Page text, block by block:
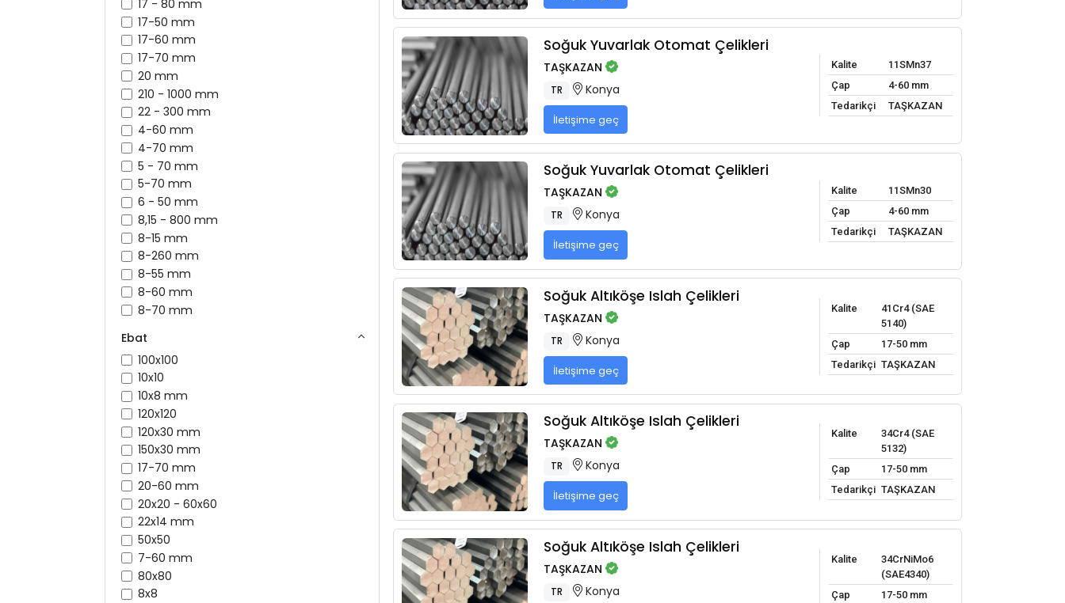
17 - 80 mm
17-50 mm
17-60 mm
17-70 mm
20 mm
210 - 1000 mm
22 - 300 mm
4-60 mm
4-70 mm
5 - 70 mm
5-70 mm
6 - 50 mm
8,15 - 800 mm
8-15 mm
8-260 mm
8-55 mm
8-60 mm
8-70 mm
Ebat
100x100
10x10
10x8 mm
120x120
120x30 mm
150x30 mm
17-70 mm
20-60 mm
20x20 - 60x60
22x14 mm
50x50
7-60 mm
80x80
8x8
Soğuk Yuvarlak Otomat Çelikleri
TAŞKAZAN
TR Konya
İletişime geç
Kalite
11SMn37
Çap
4-60 mm
Tedarikçi
TAŞKAZAN
Soğuk Yuvarlak Otomat Çelikleri
TAŞKAZAN
TR Konya
İletişime geç
Kalite
11SMn30
Çap
4-60 mm
Tedarikçi
TAŞKAZAN
Soğuk Altıköşe Islah Çelikleri
TAŞKAZAN
TR Konya
İletişime geç
Kalite
41Cr4 (SAE
5140)
Çap
17-50 mm
Tedarikçi TAŞKAZAN
Soğuk Altıköşe Islah Çelikleri
TAŞKAZAN
TR Konya
İletişime geç
Kalite
34Cr4 (SAE
5132)
Çap
17-50 mm
Tedarikçi TAŞKAZAN
Soğuk Altıköşe Islah Çelikleri
TAŞKAZAN
TR Konya
Kalite
34CrNiMo6
(SAE4340)
Çap
17-50 mm